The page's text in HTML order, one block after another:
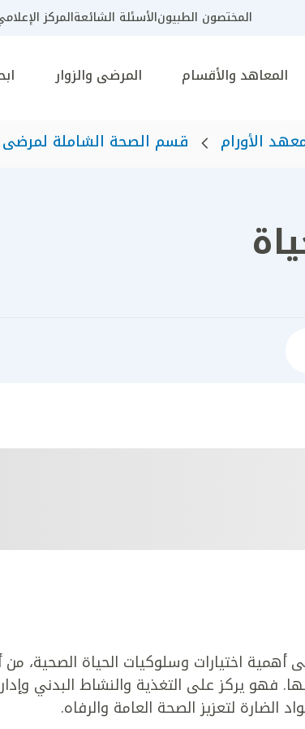
المختصون الطبيونالأسئلة الشائعةالمركز
المعاهد والأقسام المرضى والزوار
الأورام قسم الصحة الشاملة
اختيارات وسلوكيات الحياة الصحية، من
فهو يركز على التغذية والنشاط البدني
الضارة لتعزيز الصحة العامة والرفاه.